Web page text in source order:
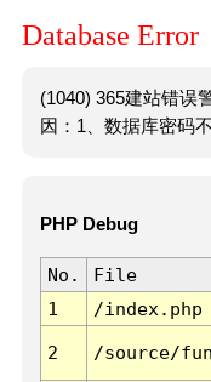
Database Error
(1040) 365建站错误
因：1、数据库密码
PHP Debug
No. File
1
/index.php
2 /source/